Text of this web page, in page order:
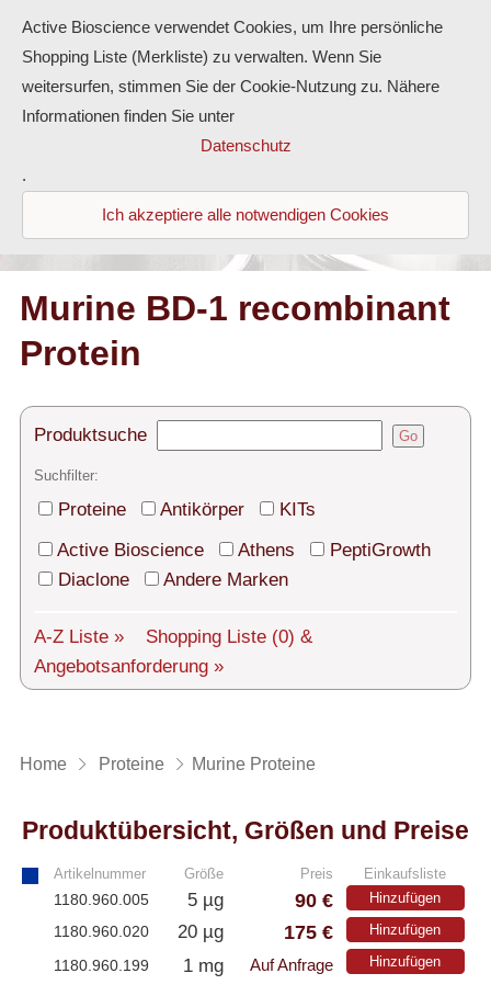
Antikörper
ELISA-Kits
Diaclone Produkte
Home
Kontakt
Versand
Über uns
Service
AGBs
Murine BD-1 recombinant
Protein
Produktsuche Go
Suchfilter:
Proteine Antikörper
KITs
Active Bioscience
Athens
PeptiGrowth
Diaclone
Andere Marken
A-Z Liste » Shopping Liste (0) &
Angebotsanforderung »
Home Proteine Murine Proteine
Produktübersicht, Größen und Preise
Artikelnummer Größe Preis Einkaufsliste
1180.960.005 5 µg 90 € Hinzufügen
1180.960.020 20 µg 175 € Hinzufügen
1180.960.199 1 mg Auf Anfrage Hinzufügen
Active Bioscience verwendet Cookies, um Ihre persönliche
Shopping Liste (Merkliste) zu verwalten. Wenn Sie
weitersurfen, stimmen Sie der Cookie-Nutzung zu. Nähere
Informationen finden Sie unter
Datenschutz
.
Ich akzeptiere alle notwendigen Cookies